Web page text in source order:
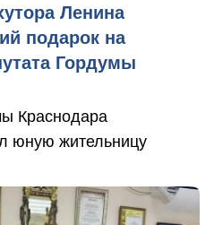
Ленина
подарок на
Гордумы
Краснодара
юную жительницу